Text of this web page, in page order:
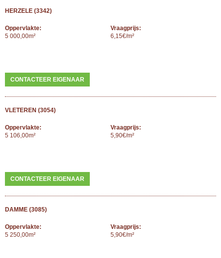
HERZELE (3342)
Oppervlakte:
5 000,00m²
Vraagprijs:
6,15€/m²
CONTACTEER EIGENAAR
VLETEREN (3054)
Oppervlakte:
5 106,00m²
Vraagprijs:
5,90€/m²
CONTACTEER EIGENAAR
DAMME (3085)
Oppervlakte:
5 250,00m²
Vraagprijs:
5,90€/m²